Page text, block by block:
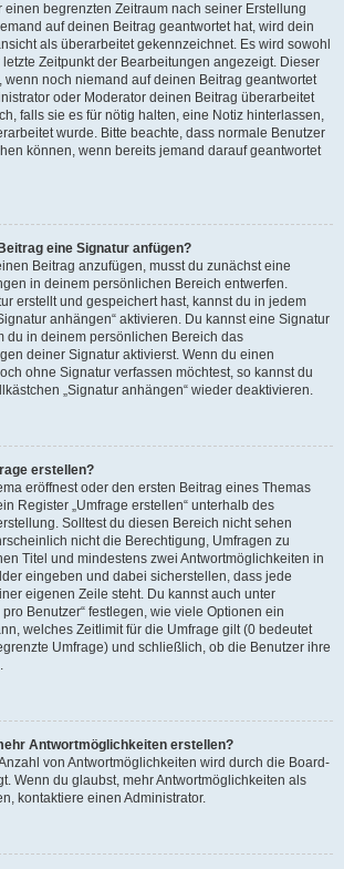
einen begrenzten Zeitraum nach seiner Erstellung
auf deinen Beitrag geantwortet hat, wird dein
als überarbeitet gekennzeichnet. Es wird sowohl
Zeitpunkt der Bearbeitungen angezeigt. Dieser
wenn noch niemand auf deinen Beitrag geantwortet
oder Moderator deinen Beitrag überarbeitet
falls sie es für nötig halten, eine Notiz hinterlassen,
wurde. Bitte beachte, dass normale Benutzer
können, wenn bereits jemand darauf geantwortet
eine Signatur anfügen?
Beitrag anzufügen, musst du zunächst eine
in deinem persönlichen Bereich entwerfen.
erstellt und gespeichert hast, kannst du in jedem
anhängen“ aktivieren. Du kannst eine Signatur
du in deinem persönlichen Bereich das
deiner Signatur aktivierst. Wenn du einen
ohne Signatur verfassen möchtest, so kannst du
„Signatur anhängen“ wieder deaktivieren.
erstellen?
eröffnest oder den ersten Beitrag eines Themas
Register „Umfrage erstellen“ unterhalb des
Solltest du diesen Bereich nicht sehen
nicht die Berechtigung, Umfragen zu
Titel und mindestens zwei Antwortmöglichkeiten in
eingeben und dabei sicherstellen, dass jede
eigenen Zeile steht. Du kannst auch unter
Benutzer“ festlegen, wie viele Optionen ein
welches Zeitlimit für die Umfrage gilt (0 bedeutet
Umfrage) und schließlich, ob die Benutzer ihre
Antwortmöglichkeiten erstellen?
von Antwortmöglichkeiten wird durch die Board-
Wenn du glaubst, mehr Antwortmöglichkeiten als
kontaktiere einen Administrator.